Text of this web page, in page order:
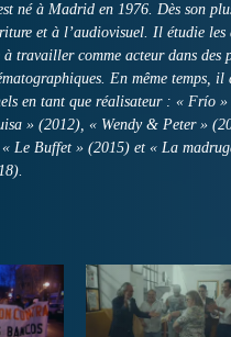
né à Madrid en 1976. Dès son
et à l’audiovisuel. Il étudie les
à travailler comme acteur dans des
En même temps, il
en tant que réalisateur : « Frío
» (2012), « Wendy & Peter »
Le Buffet » (2015) et « La